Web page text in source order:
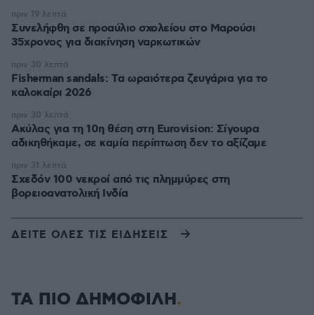
Συνελήφθη σε προαύλιο σχολείου στο Μαρούσι
35χρονος για διακίνηση ναρκωτικών
πριν 19 λεπτά
Fisherman sandals: Tα ωραιότερα ζευγάρια για το
καλοκαίρι 2026
πριν 30 λεπτά
Ακύλας για τη 10η θέση στη Eurovision: Σίγουρα
αδικηθήκαμε, σε καμία περίπτωση δεν το αξίζαμε
πριν 30 λεπτά
Σχεδόν 100 νεκροί από τις πλημμύρες στη
βορειοανατολική Ινδία
πριν 31 λεπτά
ΔΕΙΤΕ ΟΛΕΣ ΤΙΣ ΕΙΔΗΣΕΙΣ
ΤΑ ΠΙΟ ΔΗΜΟΦΙΛΗ